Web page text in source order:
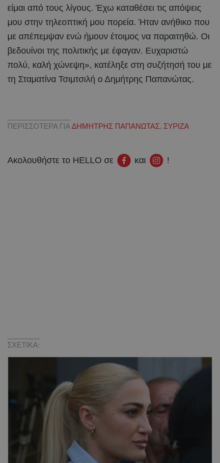
είμαι από τους λίγους. Έχω καταθέσει τις απόψεις
μου στην τηλεοπτική μου πορεία. Ήταν ανήθικο που
με απέπεμψαν ενώ ήμουν έτοιμος να παραιτηθώ. Οι
βεδουίνοι της πολιτικής με έφαγαν. Ευχαριστώ
πολύ, καλή χώνεψη», κατέληξε στη συζήτησή του με
τη Σταματίνα Τσιμτσιλή ο Δημήτρης Παπανώτας.
ΠΕΡΙΣΣΟΤΕΡΑ ΓΙΑ ΔΗΜΗΤΡΗΣ ΠΑΠΑΝΩΤΑΣ, ΣΥΡΙΖΑ
Ακολουθήστε το HELLO σε και !
ΣΧΕΤΙΚΑ: